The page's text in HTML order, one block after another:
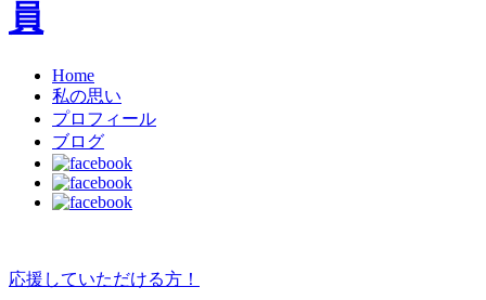
Home
私の思い
プロフィール
ブログ
応援していただける方！